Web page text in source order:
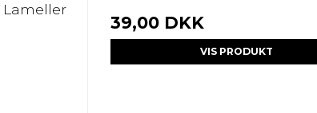
Lameller
39,00 DKK
VIS PRODUKT